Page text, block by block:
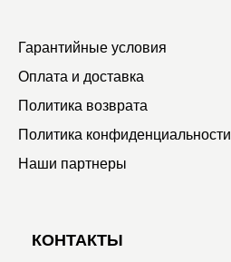
Гарантийные условия
Оплата и доставка
Политика возврата
Политика конфиденциальности
Наши партнеры
КОНТАКТЫ